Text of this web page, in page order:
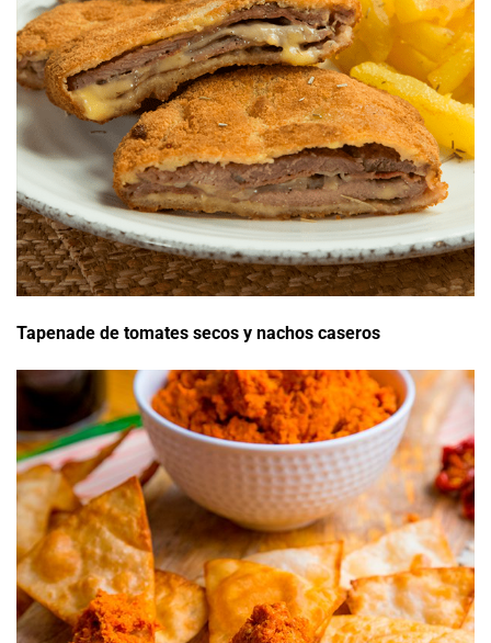
Tapenade de tomates secos y nachos caseros